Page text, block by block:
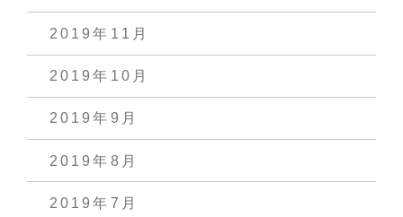
2019年11月
2019年10月
2019年9月
2019年8月
2019年7月